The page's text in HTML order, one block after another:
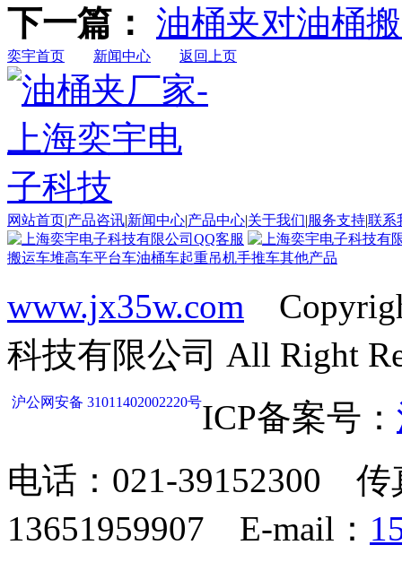
下一篇： 油桶夹对油桶
奕宇首页 新闻中心 返回上页
网站首页|产品咨讯|新闻中心|产品中心|关于我们|服务支持|联系
搬运车堆高车平台车油桶车起重吊机手推车其他产品
www.jx35w.com
科技有限公司 All Right
沪公网安备 31011402002220号ICP备案号：
电话：021-39152300
13651959907 E-mail：